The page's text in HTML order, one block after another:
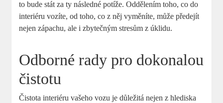
to bude stát za ty následné potíže. Oddělením toho, co do
interiéru vozíte, od toho, co z něj vyměníte, může předejít
nejen zápachu, ale i zbytečným stresům z úklidu.
Odborné rady pro dokonalou
čistotu
Čistota interiéru vašeho vozu je důležitá nejen z hlediska